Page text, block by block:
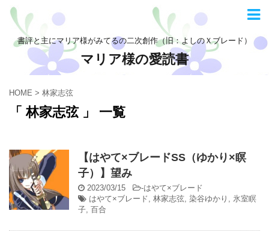
書評と主にマリア様がみてるの二次創作（旧：よしのＸブレード）
マリア様の愛読書
HOME > 林家志弦
「 林家志弦 」 一覧
【はやて×ブレードSS（ゆかり×瞑
子）】望み
2023/03/15 -はやて×ブレード
はやて×ブレード, 林家志弦, 染谷ゆかり , 氷室瞑
子, 百合